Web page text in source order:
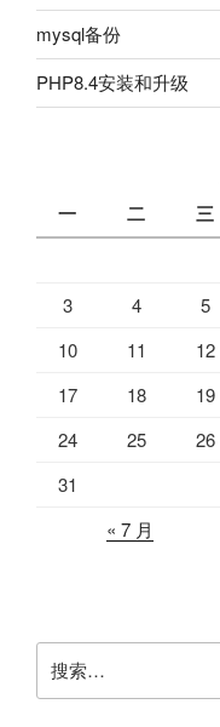
mysql备份
PHP8.4安装和升级
一 二 三
3
4 5
10
11 12
17
18 19
24
25 26
31
« 7 月
索：